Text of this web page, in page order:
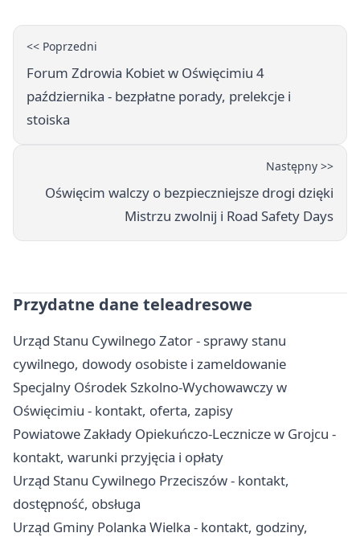
<< Poprzedni
Forum Zdrowia Kobiet w Oświęcimiu 4
października - bezpłatne porady, prelekcje i
stoiska
Następny >>
Oświęcim walczy o bezpieczniejsze drogi dzięki
Mistrzu zwolnij i Road Safety Days
Przydatne dane teleadresowe
Urząd Stanu Cywilnego Zator - sprawy stanu
cywilnego, dowody osobiste i zameldowanie
Specjalny Ośrodek Szkolno-Wychowawczy w
Oświęcimiu - kontakt, oferta, zapisy
Powiatowe Zakłady Opiekuńczo-Lecznicze w Grojcu -
kontakt, warunki przyjęcia i opłaty
Urząd Stanu Cywilnego Przeciszów - kontakt,
dostępność, obsługa
Urząd Gminy Polanka Wielka - kontakt, godziny,